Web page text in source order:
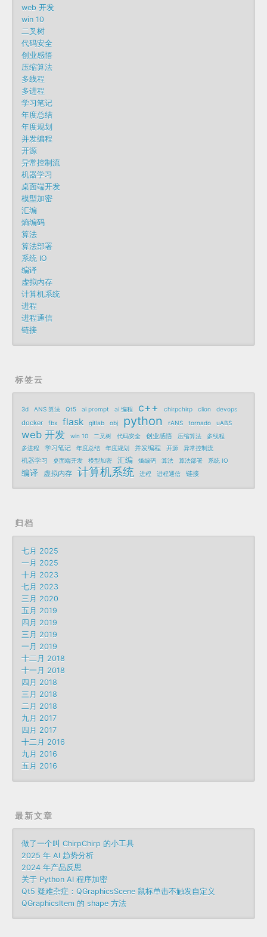
web 开发
win 10
二叉树
代码安全
创业感悟
压缩算法
多线程
多进程
学习笔记
年度总结
年度规划
并发编程
开源
异常控制流
机器学习
桌面端开发
模型加密
汇编
熵编码
算法
算法部署
系统 IO
编译
虚拟内存
计算机系统
进程
进程通信
链接
标签云
3d ANS 算法 Qt5 ai prompt ai 编程 c++ chirpchirp clion devops
docker fbx flask gitlab obj python rANS tornado uABS
web 开发 win 10 二叉树 代码安全 创业感悟 压缩算法
多线程
多进程
学习笔记 年度总结 年度规划 并发编程 开源 异常控制流
机器学习 桌面端开发 模型加密 汇编 熵编码 算法 算法部署 系统 IO
编译 虚拟内存 计算机系统 进程 进程通信 链接
归档
七月 2025
一月 2025
十月 2023
七月 2023
三月 2020
五月 2019
四月 2019
三月 2019
一月 2019
十二月 2018
十一月 2018
四月 2018
三月 2018
二月 2018
九月 2017
四月 2017
十二月 2016
九月 2016
五月 2016
最新文章
做了一个叫 ChirpChirp 的小工具
2025 年 AI 趋势分析
2024 年产品反思
关于 Python AI 程序加密
Qt5 疑难杂症：QGraphicsScene 鼠标单击不触发自定义
QGraphicsItem 的 shape 方法